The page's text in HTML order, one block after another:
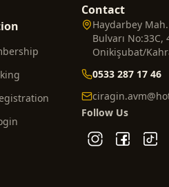
Contact
Haydarbey
Bulvarı No:33C,
Onikişubat/
0533 287 17 46
Follow Us